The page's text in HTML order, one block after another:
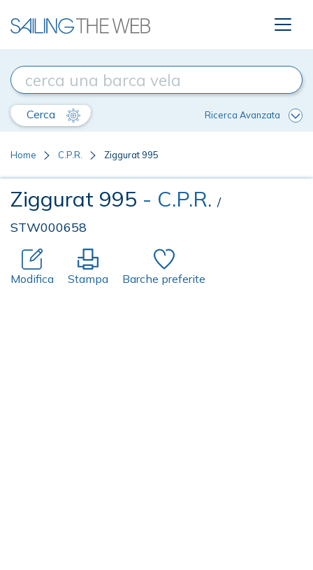
Cerca Ricerca Avanzata
Home C.P.R. Ziggurat 995
Ziggurat 995 - C.P.R. /
STW000658
Modifica Stampa Barche preferite